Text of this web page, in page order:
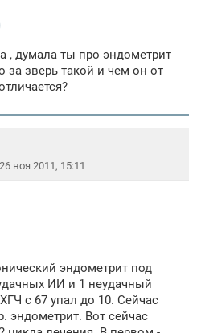
, думала ты про эндометрит
за зверь такой и чем он от
26 ноя 2011, 15:11
эндометрит под
ИИ и 1 неудачный
с 67 упал до 10. Сейчас
эндометрит. Вот сейчас